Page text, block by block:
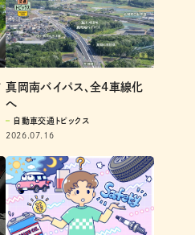
へ
自動車交通トピックス